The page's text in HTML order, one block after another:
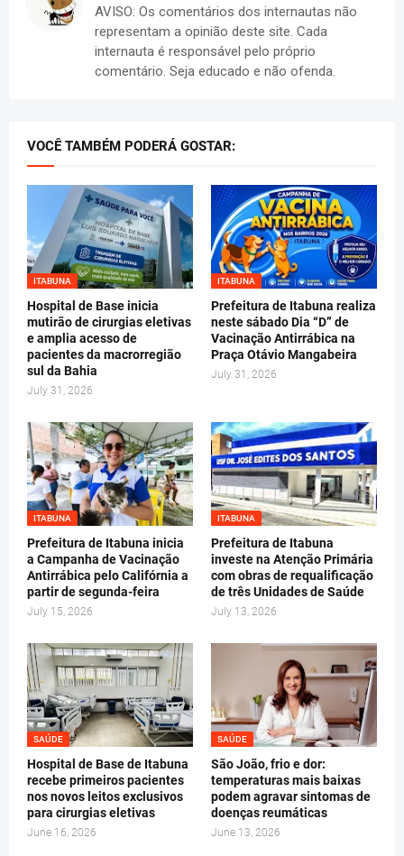
AVISO: Os comentários dos internautas não
representam a opinião deste site. Cada
internauta é responsável pelo próprio
comentário. Seja educado e não ofenda.
VOCÊ TAMBÉM PODERÁ GOSTAR:
ITABUNA
Hospital de Base inicia
mutirão de cirurgias eletivas
e amplia acesso de
pacientes da macrorregião
sul da Bahia
July 31, 2026
ITABUNA
Prefeitura de Itabuna realiza
neste sábado Dia “D” de
Vacinação Antirrábica na
Praça Otávio Mangabeira
July 31, 2026
ITABUNA
Prefeitura de Itabuna inicia
a Campanha de Vacinação
Antirrábica pelo Califórnia a
partir de segunda-feira
July 15, 2026
ITABUNA
Prefeitura de Itabuna
investe na Atenção Primária
com obras de requalificação
de três Unidades de Saúde
July 13, 2026
SAÚDE
Hospital de Base de Itabuna
recebe primeiros pacientes
nos novos leitos exclusivos
para cirurgias eletivas
June 16, 2026
SAÚDE
São João, frio e dor:
temperaturas mais baixas
podem agravar sintomas de
doenças reumáticas
June 13, 2026